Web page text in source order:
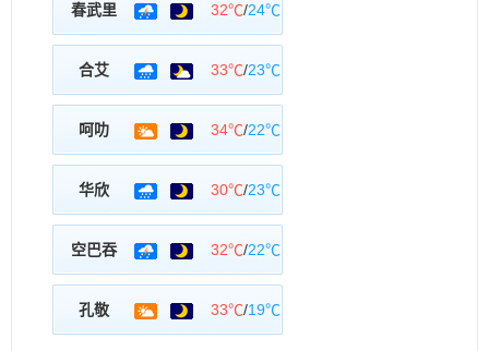
春武里 32℃/24℃
合艾 33℃/23℃
呵叻 34℃/22℃
华欣 30℃/23℃
空巴吞 32℃/22℃
孔敬 33℃/19℃